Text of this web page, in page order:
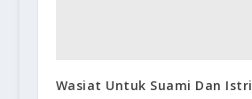
Wasiat Untuk Suami Dan Istri